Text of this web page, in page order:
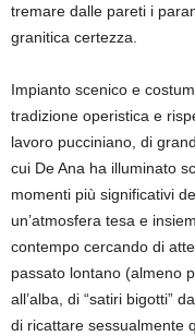
tremare dalle pareti i
granitica certezza.
Impianto scenico e
tradizione operistica e
lavoro pucciniano, di
cui De Ana ha illuminato
momenti più significativi
un’atmosfera tesa e
contempo cercando di
passato lontano (almeno
all’alba, di “satiri bigotti”
di ricattare sessualmente